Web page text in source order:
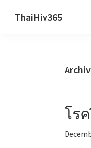
ThaiHiv365
โร